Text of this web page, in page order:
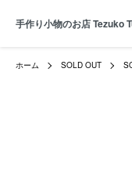
手作り小物のお店 Tezuko
ホーム SOLD OUT